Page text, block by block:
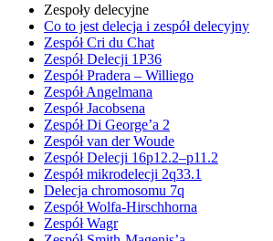
Zespoły delecyjne
Co to jest delecja i zespół delecyjny
Zespół Cri du Chat
Zespół Delecji 1P36
Zespół Pradera – Williego
Zespół Angelmana
Zespół Jacobsena
Zespół Di George’a 2
Zespół van der Woude
Zespół Delecji 16p12.2–p11.2
Zespół mikrodelecji 2q33.1
Delecja chromosomu 7q
Zespół Wolfa-Hirschhorna
Zespół Wagr